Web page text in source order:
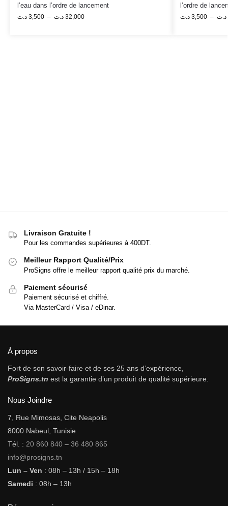
l’eau dans l’ordre de lancement
3,500 د.ت – 32,000 د.ت
l’ordre de
3,500 د.ت – د.ت
Livraison Gratuite !
Pour les commandes supérieures à 400DT.
Meilleur Rapport Qualité/Prix
ProSigns offre le meilleur rapport qualité prix du marché.
Paiement sécurisé
Paiement sécurisé et chiffré.
Via MasterCard / Visa / eDinar.
À propos
Fort de son savoir-faire et de ses 25 ans d’expérience,
ProSigns.tn est la garantie d’un produit de qualité supérieure.
Nous Joindre
7, Rue Mimosas, Cite Neapolis
8000 Nabeul, Tunisie
Tél. : 20 860 840 – 36 480 865
info@prosigns.tn
Lun – Ven : 08h – 13h / 15h – 18h
Samedi : 08h – 13h